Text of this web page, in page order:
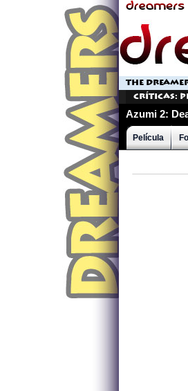
THE
Críticas:
Azumi 2:
Película